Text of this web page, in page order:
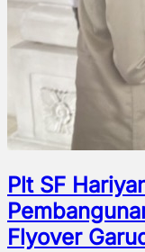
Plt SF
Flyover